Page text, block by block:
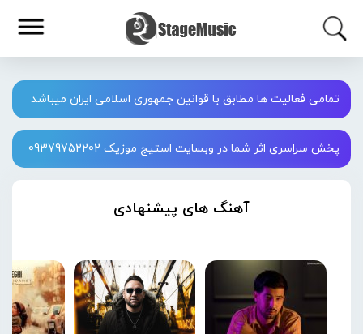
تمامی فعالیت ها مطابق با قوانین جمهوری اسلامی ایران میباشد
پخش سراسری اثر شما در وبسایت استیج موزیک 09379752202
آهنگ های پیشنهادی